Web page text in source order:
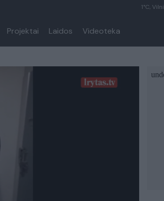
1°C,
Projektai Laidos Videoteka